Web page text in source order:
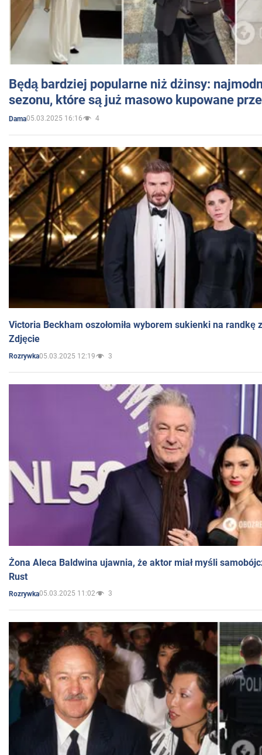
Będą bardziej popularne niż dżinsy:
sezonu, które są już masowo kupowane
Dama05.03.2025 16:16 4
Victoria Beckham oszołomiła wyborem sukienki na randkę
Zdjęcie
Rozrywka05.03.2025 12:19 3
Żona Aleca Baldwina ujawnia, że aktor miał myśli
Rust
Rozrywka05.03.2025 11:02 3